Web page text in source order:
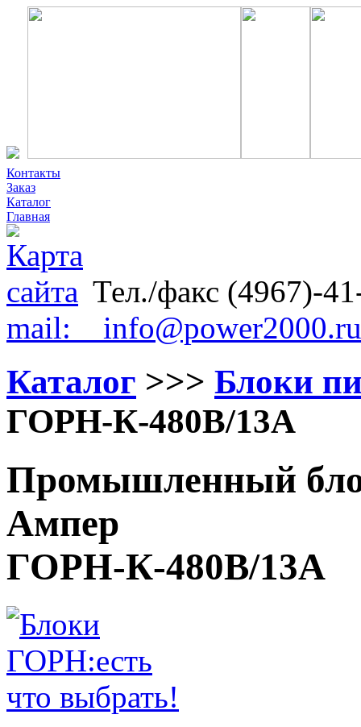
Контакты
Заказ
Каталог
Главная
Тел./факс (4967)-
mail: info@power2000.ru
Каталог >>> Блоки
ГОРН-К-480В/13А
Промышленный
Ампер
ГОРН-К-480В/13А